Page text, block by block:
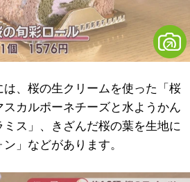
、桜の生クリームを使った「桜
カルポーネチーズと水ようかん
ス」、きざんだ桜の葉を生地に
」などがあります。